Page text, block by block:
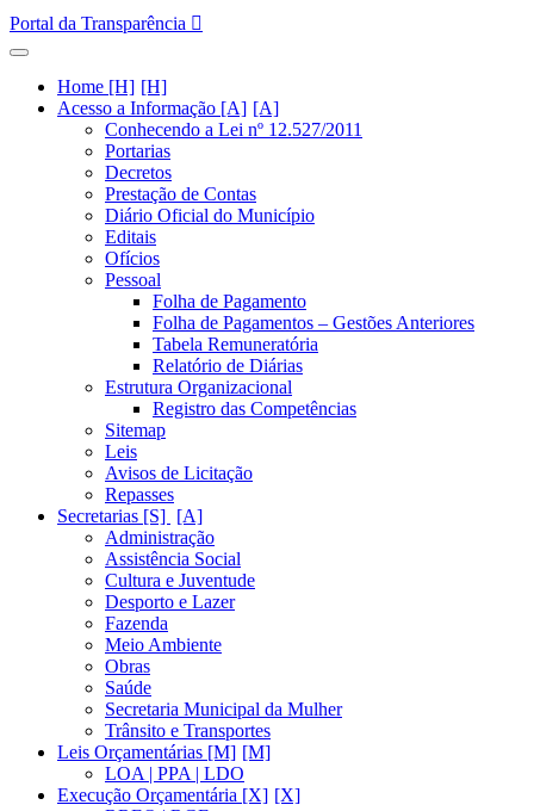
Portal da Transparência
Home [H]
Acesso a Informação [A]
Conhecendo a Lei nº 12.527/2011
Portarias
Decretos
Prestação de Contas
Diário Oficial do Município
Editais
Ofícios
Pessoal
Folha de Pagamento
Folha de Pagamentos – Gestões Anteriores
Tabela Remuneratória
Relatório de Diárias
Estrutura Organizacional
Registro das Competências
Sitemap
Leis
Avisos de Licitação
Repasses
Secretarias [S]
Administração
Assistência Social
Cultura e Juventude
Desporto e Lazer
Fazenda
Meio Ambiente
Obras
Saúde
Secretaria Municipal da Mulher
Trânsito e Transportes
Leis Orçamentárias [M]
LOA | PPA | LDO
Execução Orçamentária [X]